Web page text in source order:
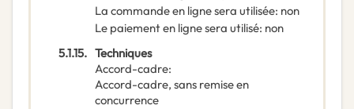
La commande en ligne sera utilisée: non
Le paiement en ligne sera utilisé: non
5.1.15. Techniques
Accord-cadre:
Accord-cadre, sans remise en
concurrence